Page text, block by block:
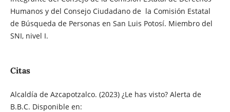
Humanos y del Consejo Ciudadano de la Comisión Estatal
de Búsqueda de Personas en San Luis Potosí. Miembro del
SNI, nivel I.
Citas
Alcaldía de Azcapotzalco. (2023) ¿Le has visto? Alerta de
B.B.C. Disponible en: